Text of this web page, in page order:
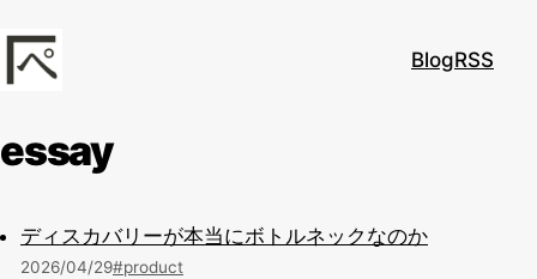
kadoppe.com
BlogRSS
essay
ディスカバリーが本当にボトルネックなのか
2026/04/29#product